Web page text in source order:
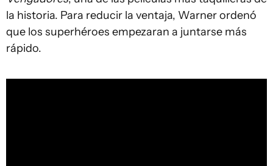
la historia. Para reducir la ventaja, Warner ordenó
que los superhéroes empezaran a juntarse más
rápido.